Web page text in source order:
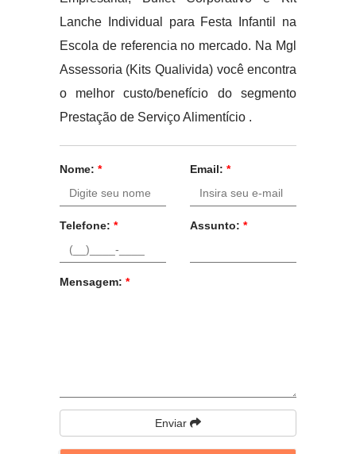
Lanche Individual para Festa Infantil na
Escola de referencia no mercado. Na Mgl
Assessoria (Kits Qualivida) você encontra
o melhor custo/benefício do segmento
Prestação de Serviço Alimentício .
Nome: * Email: *
Telefone: * Assunto: *
Mensagem: *
Enviar